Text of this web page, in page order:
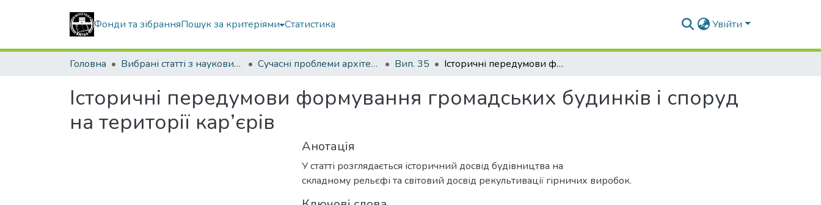
Фонди та зібранняПошук за критеріями Статистика Увійти
Головна Вибрані статті з наукових збірників КНУБА Сучасні проблеми архітектури та містобудування Вип. 35 Історичні передумови формування громадських будинків і споруд на території кар’єрів
Історичні передумови формування громадських будинків і споруд
на території кар’єрів
Анотація
У статті розглядається історичний досвід будівництва на
складному рельєфі та світовий досвід рекультивації гірничих виробок.